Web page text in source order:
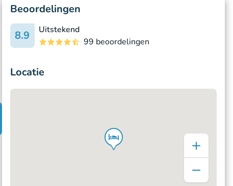
Beoordelingen
8.9
Uitstekend
99 beoordelingen
Locatie